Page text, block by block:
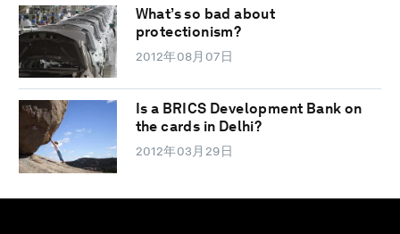
What’s so bad about
protectionism?
2012年08月07日
Is a BRICS Development Bank on
the cards in Delhi?
2012年03月29日